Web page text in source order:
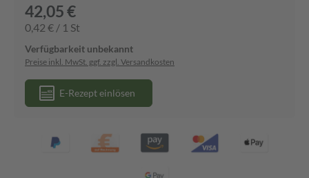
42,05 €
0,42 € / 1 St
Verfügbarkeit unbekannt
Preise inkl. MwSt. ggf. zzgl. Versandkosten
E-Rezept einlösen